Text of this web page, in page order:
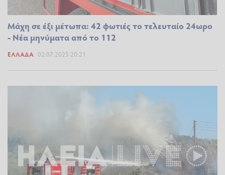
Μάχη σε έξι μέτωπα: 42 φωτιές το τελευταίο 24ωρο
- Νέα μηνύματα από το 112
ΕΛΛΆΔΑ 02.07.2025 20:21